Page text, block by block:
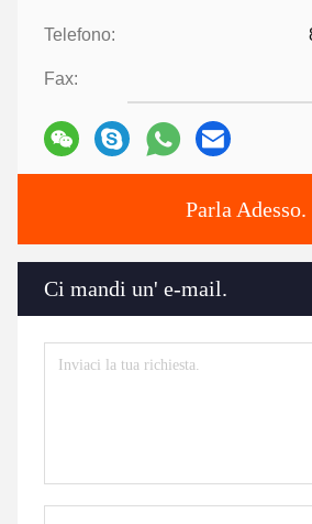
Telefono:
Fax:
Parla Adesso.
Ci mandi un' e-mail.